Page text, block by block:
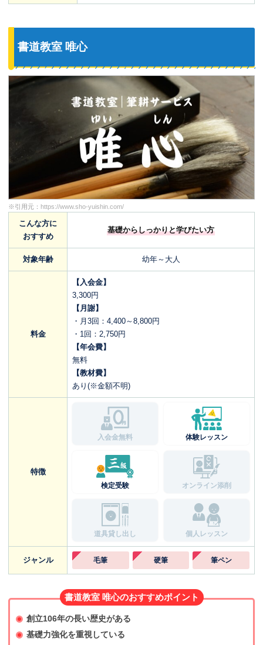
書道教室 唯心
※引用元： https://www.sho-yuishin.com/
こんな方に
おすすめ
基礎からしっかりと学びたい方
対象年齢 幼年～大人
料金
【入会金】
3,300円
【月謝】
・月3回：4,400～8,800円
・1回：2,750円
【年会費】
無料
【教材費】
あり(※金額不明)
特徴
入会金無料 体験レッスン
検定受験 オンライン添削
道具貸し出し 個人レッスン
ジャンル 毛筆 硬筆 筆ペン
書道教室 唯心のおすすめポイント
創立106年の長い歴史がある
基礎力強化を重視している